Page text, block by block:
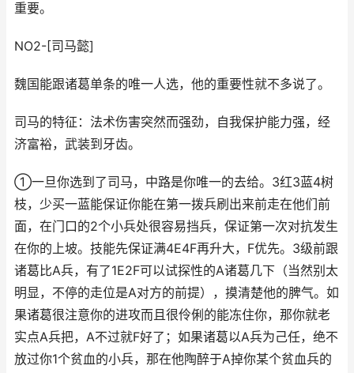
重要。
NO2-[司马懿]
魏国能跟诸葛单条的唯一人选，他的重要性就不多说了。
司马的特征：法术伤害突然而强劲，自我保护能力强，经
济富裕，武装到牙齿。
①一旦你选到了司马，中路是你唯一的去给。3红3蓝4树
枝，少买一蓝能保证你能在第一拨兵刷出来前走在他们前
面，在门口的2个小兵处很容易挡兵，保证第一次对抗发生
在你的上坡。技能先保证满4E4F再升大，F优先。3级前跟
诸葛比A兵，有了1E2F可以试探性的A诸葛几下（当然别太
明显，不停的走位是A对方的前提），摸清楚他的脾气。如
果诸葛很注意你的进攻而且很伶俐的能冻住你，那你就老
实点A兵把，A不过就F好了；如果诸葛以A兵为己任，绝不
放过你1个贫血的小兵，那在他陶醉于A掉你某个贫血兵的